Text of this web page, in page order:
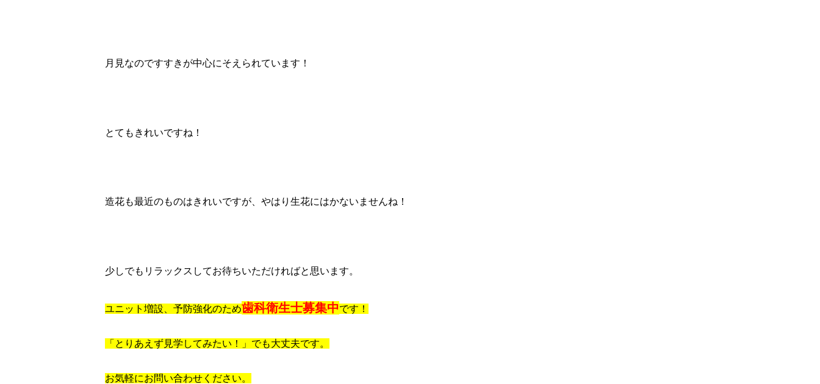
月見なのですすきが中心にそえられています！
とてもきれいですね！
造花も最近のものはきれいですが、やはり生花にはかないませんね！
少しでもリラックスしてお待ちいただければと思います。
ユニット増設、予防強化のため歯科衛生士募集中です！
「とりあえず見学してみたい！」でも大丈夫です。
お気軽にお問い合わせください。